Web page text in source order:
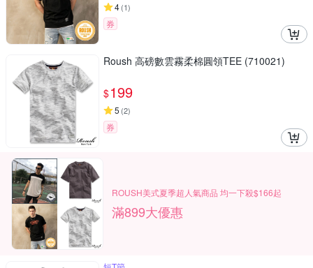
4(1)
券
Roush 高磅數雲霧柔棉圓領TEE (710021)
$199
5 (2)
券
ROUSH美式夏季超人氣商品 均一下殺$166起
滿899大優惠